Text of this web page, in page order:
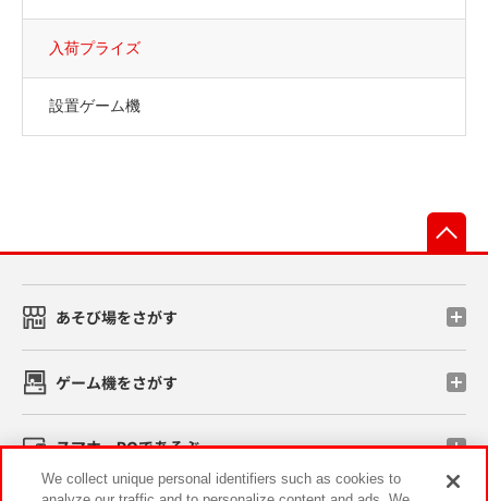
入荷プライズ
設置ゲーム機
あそび場をさがす
ゲーム機をさがす
スマホ・PCであそぶ
We collect unique personal identifiers such as cookies to